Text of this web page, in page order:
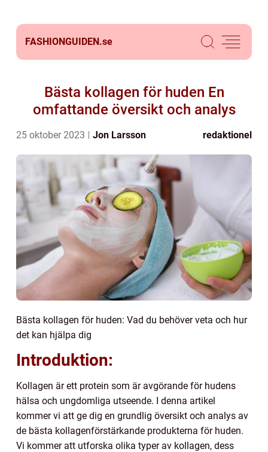
FASHIONGUIDEN.se
Bästa kollagen för huden En
omfattande översikt och analys
25 oktober 2023 Jon Larsson redaktionel
Bästa kollagen för huden: Vad du behöver veta och hur
det kan hjälpa dig
Introduktion:
Kollagen är ett protein som är avgörande för hudens
hälsa och ungdomliga utseende. I denna artikel
kommer vi att ge dig en grundlig översikt och analys av
de bästa kollagenförstärkande produkterna för huden.
Vi kommer att utforska olika typer av kollagen, dess